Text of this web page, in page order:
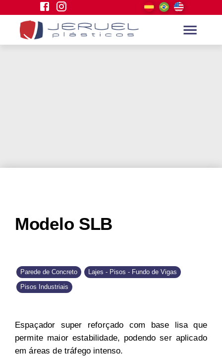
Modelo SLB
Parede de Concreto
Lajes - Pisos - Fundo de Vigas
Pisos Industriais
Espaçador super reforçado com base lisa que
permite maior estabilidade, podendo ser aplicado
em áreas de tráfego intenso.